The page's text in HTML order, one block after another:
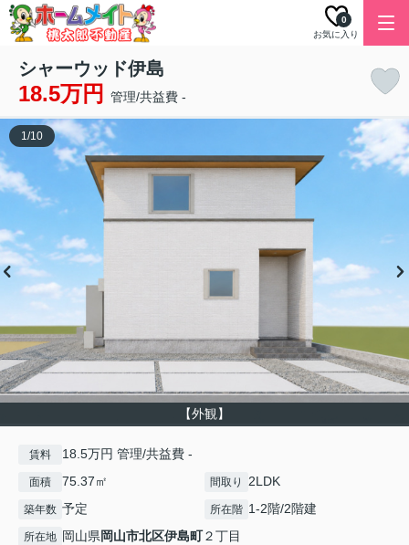
お気に入り
0
シャーウッド伊島
18.5万円 管理/共益費 -
【外観】
1/10
賃料 18.5万円 管理/共益費 -
面積 75.37㎡ 間取り 2LDK
築年数 予定 所在階 1-2階/2階建
所在地 岡山県岡山市北区伊島町２丁目